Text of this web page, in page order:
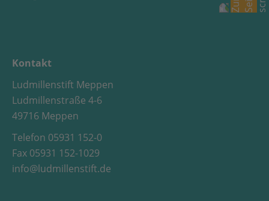
Kontakt
Ludmillenstift Meppen
Ludmillenstraße 4-6
49716 Meppen
Telefon 05931 152-0
Fax 05931 152-1029
info@ludmillenstift.de